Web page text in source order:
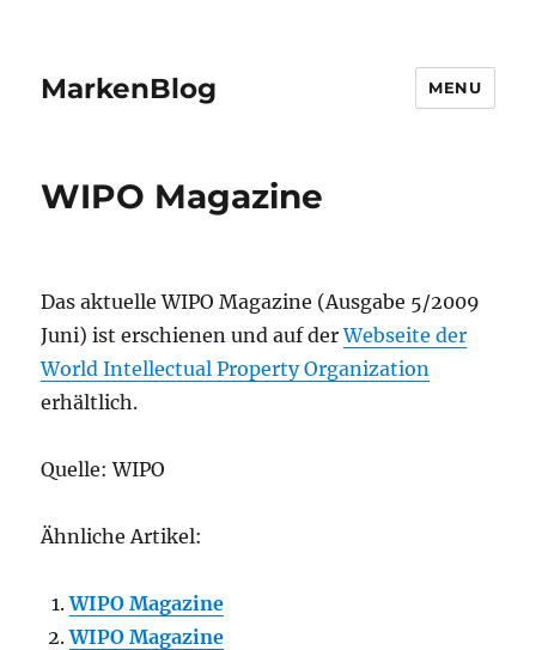
MarkenBlog MENU
WIPO Magazine
Das aktuelle WIPO Magazine (Ausgabe 5/2009
Juni) ist erschienen und auf derWebseite der
World Intellectual Property Organization
erhältlich.
Quelle: WIPO
Ähnliche Artikel:
WIPO Magazine
WIPO Magazine